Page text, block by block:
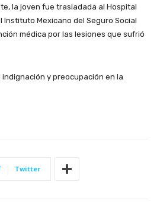
la joven fue trasladada al Hospital
Instituto Mexicano del Seguro Social
médica por las lesiones que sufrió
y preocupación en la
Twitter